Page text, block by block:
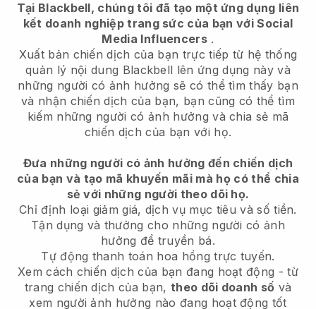
Tại Blackbell, chúng tôi đã tạo một ứng dụng liên
kết doanh nghiệp trang sức của bạn với Social
Media Influencers .
Xuất bản chiến dịch của bạn trực tiếp từ hệ thống
quản lý nội dung Blackbell lên ứng dụng này và
những người có ảnh hưởng sẽ có thể tìm thấy bạn
và nhận chiến dịch của bạn, bạn cũng có thể tìm
kiếm những người có ảnh hưởng và chia sẻ mã
chiến dịch của bạn với họ.
Đưa những người có ảnh hưởng đến chiến dịch
của bạn và tạo mã khuyến mãi mà họ có thể chia
sẻ với những người theo dõi họ.
Chỉ định loại giảm giá, dịch vụ mục tiêu và số tiền.
Tận dụng và thưởng cho những người có ảnh
hưởng để truyền bá.
Tự động thanh toán hoa hồng trực tuyến.
Xem cách chiến dịch của bạn đang hoạt động - từ
trang chiến dịch của bạn, theo dõi doanh số và
xem người ảnh hưởng nào đang hoạt động tốt